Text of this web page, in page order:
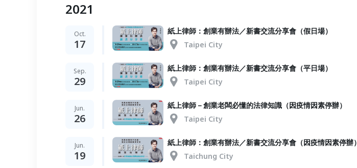
2021
Oct.
17
紙上律師：創業有辦法／新書交流分享會（假日場）
Taipei City
Sep.
29
紙上律師：創業有辦法／新書交流分享會（平日場）
Taipei City
Jun.
26
紙上律師－創業老闆必懂的法律知識（因疫情因素停辦）
Taipei City
Jun.
19
紙上律師：創業有辦法／新書交流分享會（因疫情因素停辦）
Taichung City